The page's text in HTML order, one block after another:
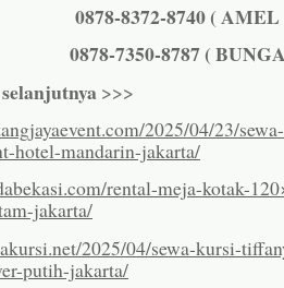
0878-8372-8740 ( AMEL
0878-7350-8787 (
>>>
2025/04/23/
hotel-mandarin-jakarta/
rental-meja-kotak-
jakarta/
2025/04/sewa-kursi-
putih-jakarta/